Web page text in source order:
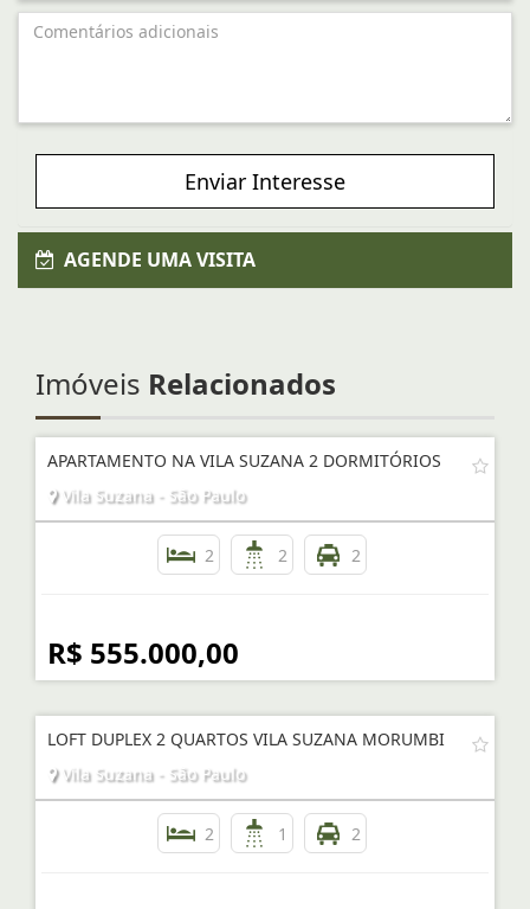
Enviar Interesse
AGENDE UMA VISITA
Imóveis Relacionados
APARTAMENTO NA VILA SUZANA 2 DORMITÓRIOS
Vila Suzana - São Paulo
2 2 2
R$ 555.000,00
LOFT DUPLEX 2 QUARTOS VILA SUZANA MORUMBI
Vila Suzana - São Paulo
2 1 2